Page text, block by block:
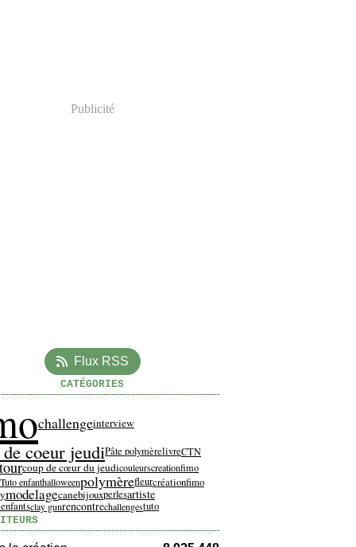
Publicité
Flux RSS
CATÉGORIES
challengeinterview
coeur jeudiPâte polymèrelivreCTN
coup de cœur du jeudicouleurscreationfimo
Tuto enfanthalloweenpolymèrefleurcréationfimo
modelagecanebijouxperlesartiste
clay gunrencontrechallengestuto